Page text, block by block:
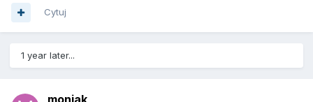
Cytuj
1 year later...